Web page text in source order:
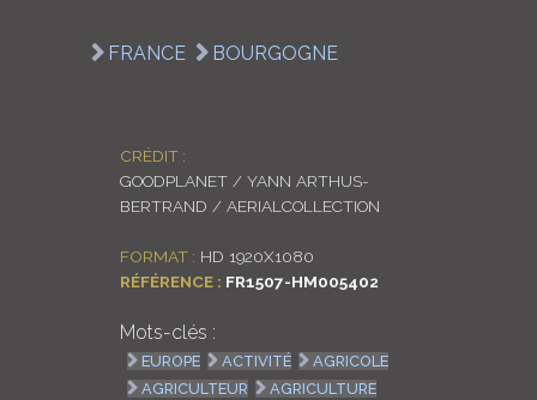
FRANCE BOURGOGNE
CRÉDIT :
GOODPLANET / YANN ARTHUS-
BERTRAND / AERIALCOLLECTION
FORMAT : HD 1920X1080
RÉFÉRENCE : FR1507-HM005402
Mots-clés :
EUROPE ACTIVITÉ
AGRICOLE
AGRICULTEUR
AGRICULTURE